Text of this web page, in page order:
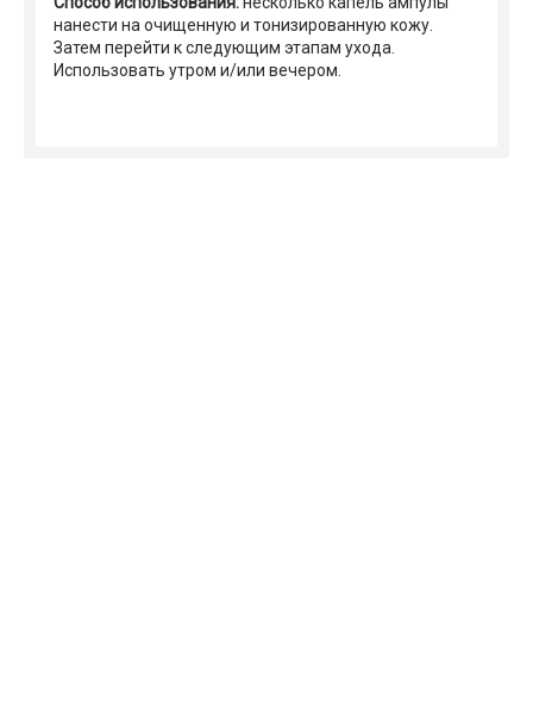
нанести на очищенную и тонизированную кожу.
Затем перейти к следующим этапам ухода.
Использовать утром и/или вечером.